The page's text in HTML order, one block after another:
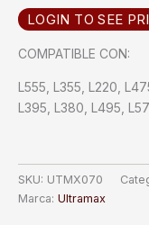
LOGIN TO SEE
COMPATIBLE CON:
L555, L355, L220,
L395, L380, L495,
SKU: UTMX070
Marca: Ultramax